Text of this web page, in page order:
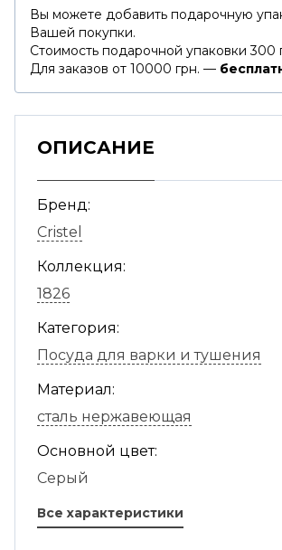
Вы можете добавить подарочную
Вашей покупки.
Стоимость подарочной упаковки 300
Для заказов от 10000 грн. —
ОПИСАНИЕ
Бренд:
Cristel
Коллекция:
1826
Категория:
Посуда для варки и тушения
Материал:
сталь нержавеющая
Основной цвет:
Серый
Все характеристики